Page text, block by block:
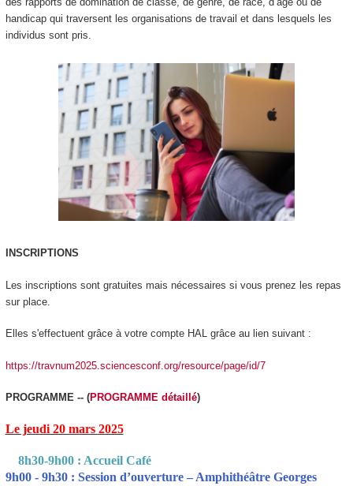
handicap qui traversent les organisations de travail et dans lesquels les
individus sont pris.
INSCRIPTIONS
Les inscriptions sont gratuites mais nécessaires si vous prenez les repas
sur place.
Elles s'effectuent grâce à votre compte HAL grâce au lien suivant :
https://travnum2025.sciencesconf.org/resource/page/id/7
PROGRAMME -- (PROGRAMME détaillé)
Le jeudi 20 mars 2025
8h30-9h00 : Accueil Café
9h00 - 9h30 : Session d’ouverture – Amphithéâtre Georges